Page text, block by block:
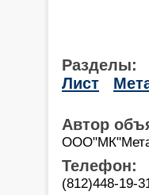
Разделы:
Лист
Автор
Телефон:
(812)448-19-